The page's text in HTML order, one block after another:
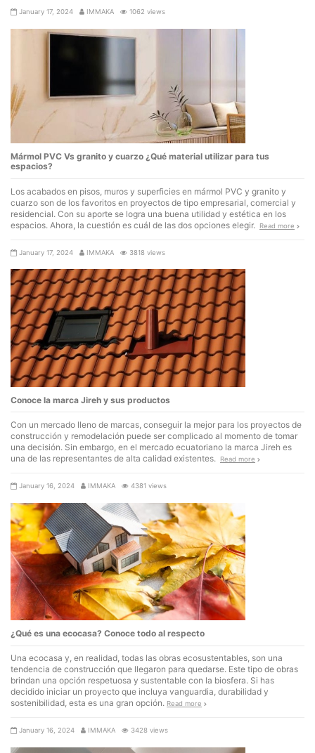
January 17, 2024 IMMAKA 1062 views
Mármol PVC Vs granito y cuarzo ¿Qué material utilizar para tus
espacios?
Los acabados en pisos, muros y superficies en mármol PVC y granito y
cuarzo son de los favoritos en proyectos de tipo empresarial, comercial y
residencial. Con su aporte se logra una buena utilidad y estética en los
espacios. Ahora, la cuestión es cuál de las dos opciones elegir.
Read more
January 17, 2024 IMMAKA 3818 views
Conoce la marca Jireh y sus productos
Con un mercado lleno de marcas, conseguir la mejor para los proyectos de
construcción y remodelación puede ser complicado al momento de tomar
una decisión. Sin embargo, en el mercado ecuatoriano la marca Jireh es
una de las representantes de alta calidad existentes.
Read more
January 16, 2024 IMMAKA 4381 views
¿Qué es una ecocasa? Conoce todo al respecto
Una ecocasa y, en realidad, todas las obras ecosustentables, son una
tendencia de construcción que llegaron para quedarse. Este tipo de obras
brindan una opción respetuosa y sustentable con la biosfera. Si has
decidido iniciar un proyecto que incluya vanguardia, durabilidad y
sostenibilidad, esta es una gran opción. Read more
January 16, 2024 IMMAKA 3428 views